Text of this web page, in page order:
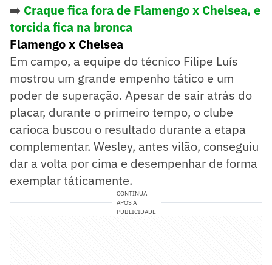
➡️ Craque fica fora de Flamengo x Chelsea, e
torcida fica na bronca
Flamengo x Chelsea
Em campo, a equipe do técnico Filipe Luís
mostrou um grande empenho tático e um
poder de superação. Apesar de sair atrás do
placar, durante o primeiro tempo, o clube
carioca buscou o resultado durante a etapa
complementar. Wesley, antes vilão, conseguiu
dar a volta por cima e desempenhar de forma
exemplar táticamente.
CONTINUA
APÓS A
PUBLICIDADE